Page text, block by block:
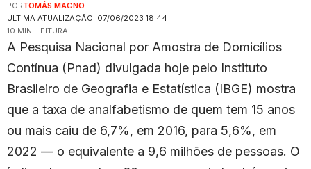
ULTIMA ATUALIZAÇÃO: 07/06/2023 18:44
PORTOMÁS MAGNO
10 MIN. LEITURA
A Pesquisa Nacional por Amostra de Domicílios
Contínua (Pnad) divulgada hoje pelo Instituto
Brasileiro de Geografia e Estatística (IBGE) mostra
que a taxa de analfabetismo de quem tem 15 anos
ou mais caiu de 6,7%, em 2016, para 5,6%, em
2022 — o equivalente a 9,6 milhões de pessoas. O